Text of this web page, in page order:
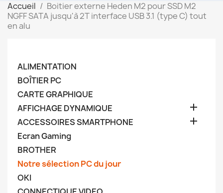
Accueil
Boitier externe Heden M2 pour SSD M2
NGFF SATA jusqu'à 2T interface USB 3.1 (type C) tout
en alu
ALIMENTATION
BOÎTIER PC
CARTE GRAPHIQUE
AFFICHAGE DYNAMIQUE

ACCESSOIRES SMARTPHONE 
Ecran Gaming
BROTHER
Notre sélection PC du jour
OKI